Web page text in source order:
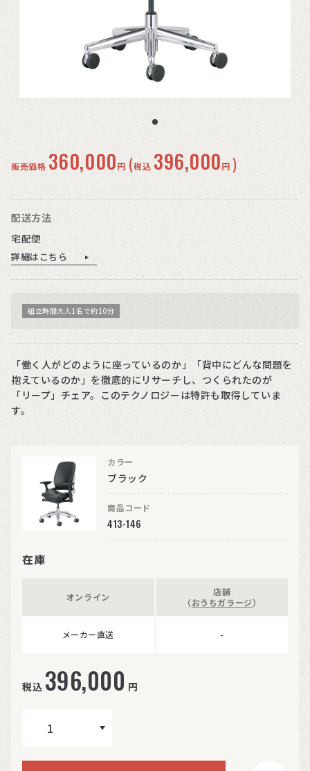
販売価格 360,000円 (税込 396,000円 )
配送方法
宅配便
詳細はこちら
組立時間大人1名で約10分
「働く人がどのように座っているのか」「背中にどんな問題を
抱えているのか」を徹底的にリサーチし、つくられたのが
「リープ」チェア。このテクノロジーは特許も取得していま
す。
カラー
ブラック
商品コード
413-146
在庫
オンライン
メーカー直送
店舗
（おうちガラージ）
-
税込 396,000 円